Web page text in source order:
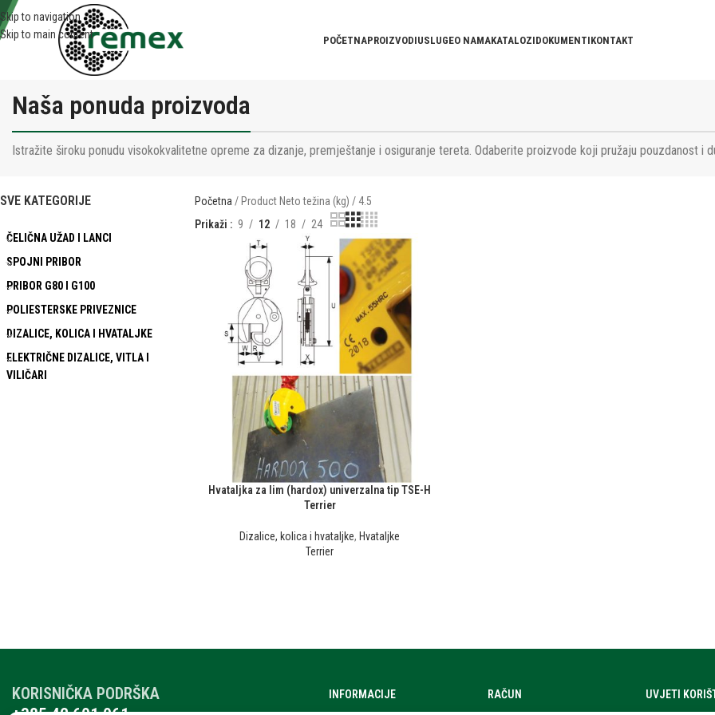
Skip to navigation
Skip to main content
POČETNAPROIZVODIUSLUGEO NAMAKATALOZIDOKUMENTIKONTAKT
Naša ponuda proizvoda
Istražite široku ponudu visokokvalitetne opreme za dizanje, premještanje i osiguranje tereta. Odaberite proizvode koji pružaju pouzdanost i
SVE KATEGORIJE
ČELIČNA UŽAD I LANCI
SPOJNI PRIBOR
PRIBOR G80 I G100
POLIESTERSKE PRIVEZNICE
DIZALICE, KOLICA I HVATALJKE
ELEKTRIČNE DIZALICE, VITLA I
VILIČARI
Početna Product Neto težina (kg) 4.5
Prikaži
9 12 18 24
Hvataljka za lim (hardox) univerzalna tip TSE-H
Terrier
Dizalice, kolica i hvataljke,Hvataljke
Terrier
KORISNIČKA PODRŠKA INFORMACIJE RAČUN UVJETI